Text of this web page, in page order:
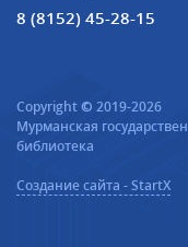
Copyright © 2019-2026
Мурманская
библиотека
Создание сайта - StartX
8 (8152) 45-28-15